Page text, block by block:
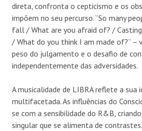
direta, confronta o cepticismo e os
impõem no seu percurso. “So many
fall / What are you afraid of? /
/ What do you think I am made of?” –
peso do julgamento e o desafio de
independentemente das adversidades.
A musicalidade de LIBRA reflete a sua
multifacetada. As influências do
se com a sensibilidade do R&B,
singular que se alimenta de